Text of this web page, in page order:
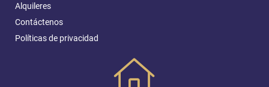
Alquileres
Contáctenos
Políticas de privacidad